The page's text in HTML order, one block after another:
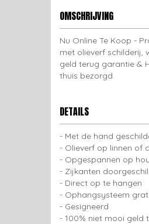
OMSCHRIJVING
Nu Online Te Koop -
met olieverf schilderij,
geld terug garantie &
thuis bezorgd.
DETAILS
Met de hand
Olieverf op linnen of
Opgespannen op
Zijkanten
Direct op te hangen
Ophangsysteem
Gesigneerd
100% niet mooi geld